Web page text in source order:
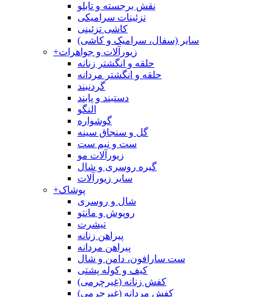
نقش برجسته و تابلو
تزئینات سرامیکی
کاشی تزئینی
سایر (سفال، سرامیک و کاشی)
+زیورآلات و جواهرات
حلقه و انگشتر زنانه
حلقه و انگشتر مردانه
گردنبند
دستبند و پابند
النگو
گوشواره
گل و سنجاق سینه
ست و نیم ست
زیورآلات مو
گیره روسری و شال
سایر زیورآلات
+پوشاک
شال و روسری
روپوش و مانتو
تیشرت
پیراهن زنانه
پیراهن مردانه
ست سارافون، دامن و شال
کیف و کوله پشتی
کفش زنانه (غیرچرمی)
کفش مردانه (غیرچرمی)